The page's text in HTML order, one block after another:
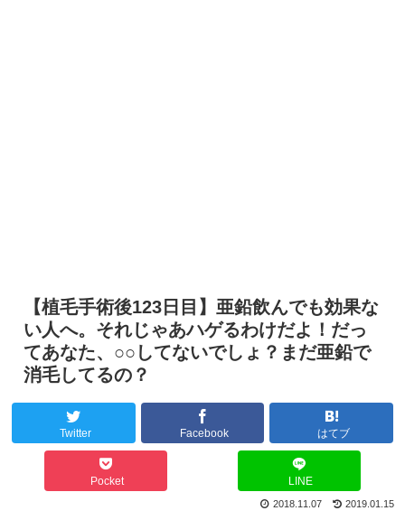
【植毛手術後123日目】亜鉛飲んでも効果な
い人へ。それじゃあハゲるわけだよ！だっ
てあなた、○○してないでしょ？まだ亜鉛で
消毛してるの？
Twitter Facebook はてブ
Pocket LINE
2019.01.15
2018.11.07